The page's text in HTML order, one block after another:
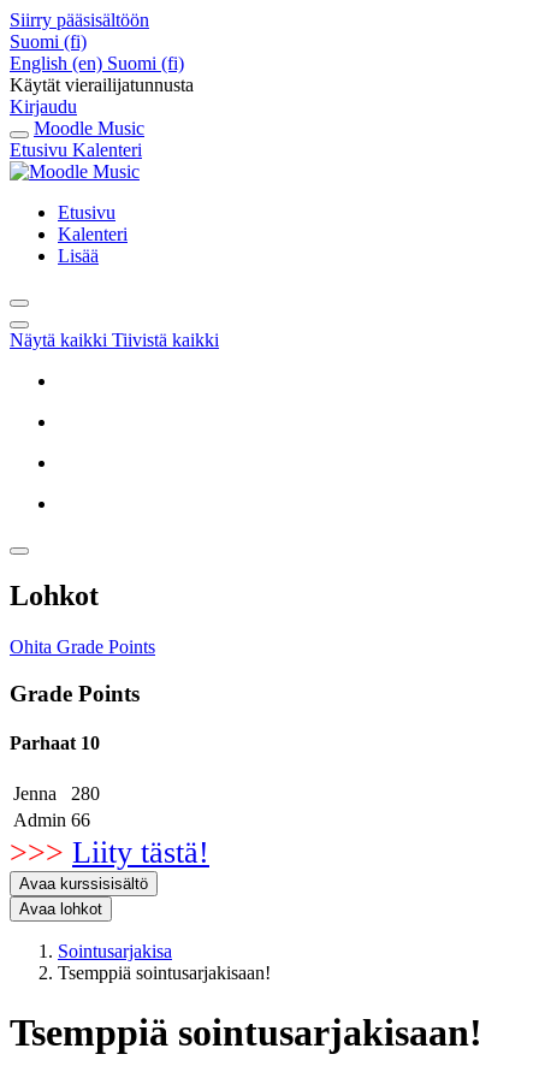
Siirry pääsisältöön
Suomi ‎(fi)‎
English ‎(en)‎ Suomi ‎(fi)‎
Käytät vierailijatunnusta
Kirjaudu
Moodle Music
Etusivu Kalenteri
Etusivu
Kalenteri
Lisää
Näytä kaikki Tiivistä kaikki
Lohkot
Ohita Grade Points
Grade Points
Parhaat 10
Jenna
280
Admin 66
>>> Liity tästä!
Avaa kurssisisältö
Avaa lohkot
Sointusarjakisa
Tsemppiä sointusarjakisaan!
Tsemppiä sointusarjakisaan!